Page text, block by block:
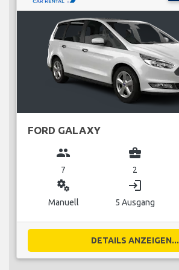
FORD GALAXY
group
7
business_center
2
miscellaneous_services
Manuell
login
5 Ausgang
DETAILS ANZEIGEN...